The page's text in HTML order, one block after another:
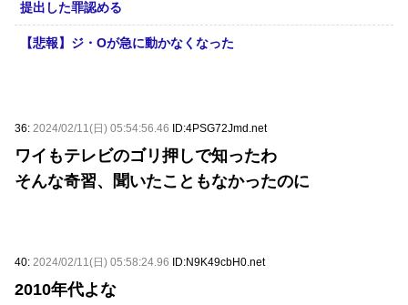
提出した罪認める
【悲報】ジ・Oが急に動かなくなった
36: 2024/02/11(日) 05:54:56.46 ID:4PSG72Jmd.net
ワイもテレビのゴリ押しで知ったわ
そんな奇習、聞いたこともなかったのに
40: 2024/02/11(日) 05:58:24.96 ID:N9K49cbH0.net
2010年代よな